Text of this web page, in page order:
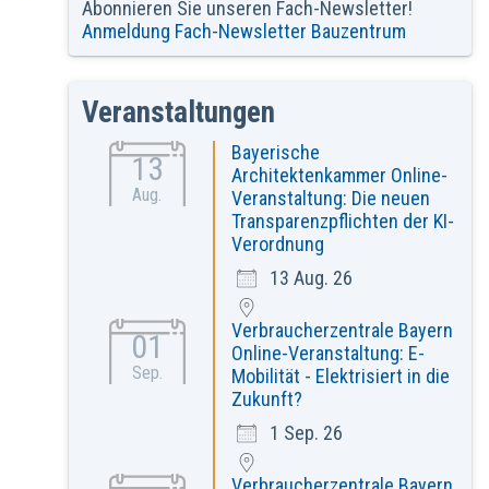
Abonnieren Sie unseren Fach-Newsletter!
Anmeldung Fach-Newsletter Bauzentrum
Veranstaltungen
13
Aug.
Bayerische
Architektenkammer Online-
Veranstaltung: Die neuen
Transparenzpflichten der KI-
Verordnung
13 Aug. 26
01
Sep.
Verbraucherzentrale Bayern
Online-Veranstaltung: E-
Mobilität - Elektrisiert in die
Zukunft?
1 Sep. 26